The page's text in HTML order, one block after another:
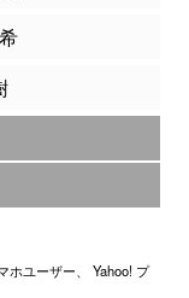
ホユーザー、 Yahoo! プ